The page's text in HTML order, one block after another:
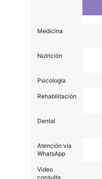
Medicina
Nutrición
Psicología
Rehabilitación
Dental
Atención via
WhatsApp
Video
consulta